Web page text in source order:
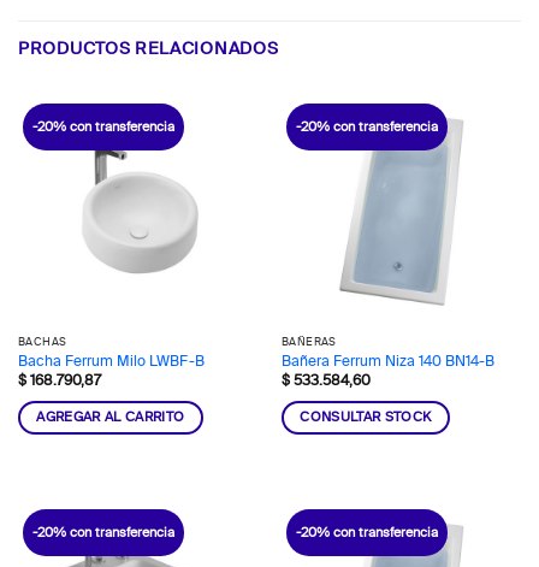
PRODUCTOS RELACIONADOS
-20% con transferencia
BACHAS
Bacha Ferrum Milo LWBF-B
$168.790,87
AGREGAR AL CARRITO
-20% con transferencia
BAÑERAS
Bañera Ferrum Niza 140 BN14-B
$533.584,60
CONSULTAR STOCK
-20% con transferencia -20% con transferencia